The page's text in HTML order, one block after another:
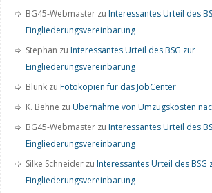
BG45-Webmaster zu Interessantes Urteil des
Eingliederungsvereinbarung
Stephan zu Interessantes Urteil des BSG zur
Eingliederungsvereinbarung
Blunk zu Fotokopien für das JobCenter
K. Behne zu Übernahme von Umzugskosten
BG45-Webmaster zu Interessantes Urteil des
Eingliederungsvereinbarung
Silke Schneider zu Interessantes Urteil des BSG
Eingliederungsvereinbarung